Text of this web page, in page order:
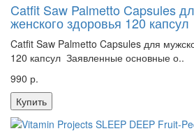
Catfit Saw Palmetto Capsules
женского здоровья 120 капсул
Catfit Saw Palmetto Capsules для
120 капсул Заявленные основные о..
990 р.
Купить